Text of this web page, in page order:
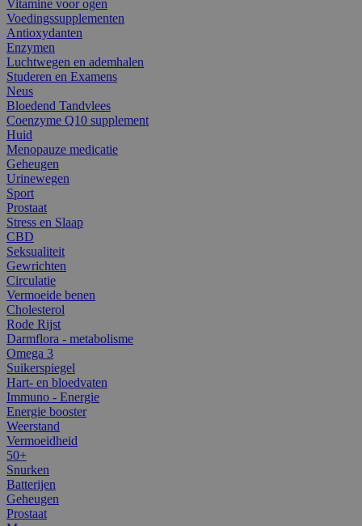
Vitamine voor ogen
Voedingssupplementen
Antioxydanten
Enzymen
Luchtwegen en ademhalen
Studeren en Examens
Neus
Bloedend Tandvlees
Coenzyme Q10 supplement
Huid
Menopauze medicatie
Geheugen
Urinewegen
Sport
Prostaat
Stress en Slaap
CBD
Seksualiteit
Gewrichten
Circulatie
Vermoeide benen
Cholesterol
Rode Rijst
Darmflora - metabolisme
Omega 3
Suikerspiegel
Hart- en bloedvaten
Immuno - Energie
Energie booster
Weerstand
Vermoeidheid
50+
Snurken
Batterijen
Geheugen
Prostaat